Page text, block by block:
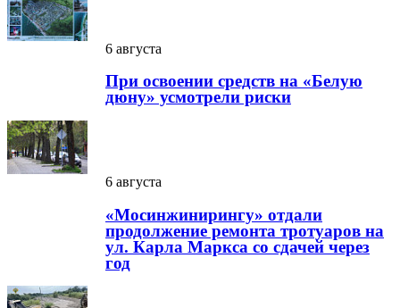
6 августа
При освоении средств на «Белую
дюну» усмотрели риски
6 августа
«Мосинжинирингу» отдали
продолжение ремонта тротуаров на
ул. Карла Маркса со сдачей через
год